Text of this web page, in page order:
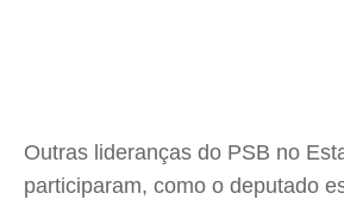
Outras lideranças do PSB no
participaram, como o deputado